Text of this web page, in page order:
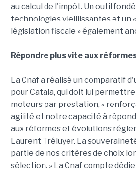
au calcul de l'impôt. Un outil
technologies vieillissantes et un
législation fiscale » également
Répondre plus vite aux
La Cnaf a réalisé un comparatif
pour Catala, qui doit lui
moteurs par prestation, «
agilité et notre capacité à
aux réformes et évolutions
Laurent Tréluyer. La
partie de nos critères de choix
sélection. » La Cnaf compte